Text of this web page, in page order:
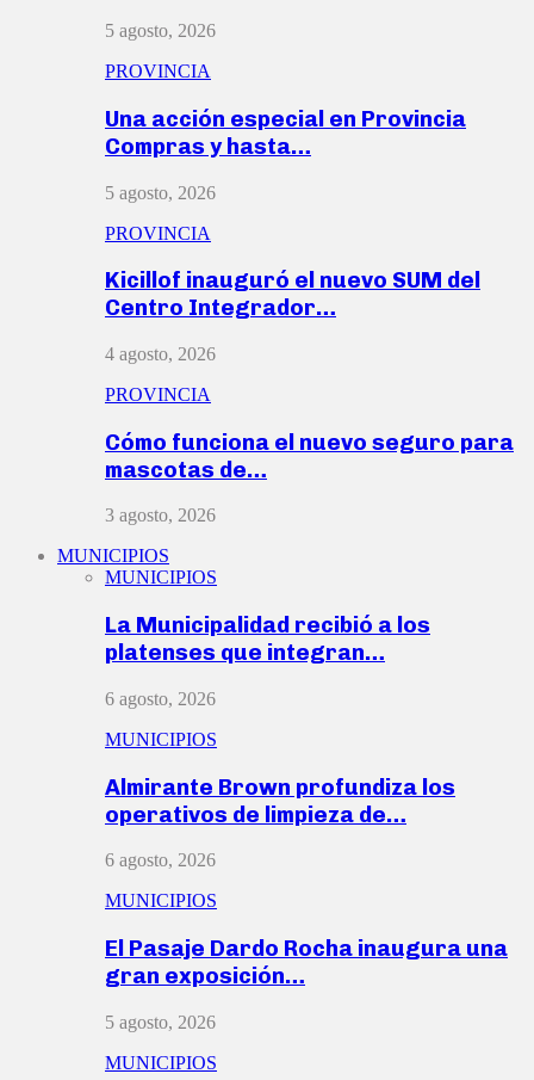
5 agosto, 2026
PROVINCIA
Una acción especial en Provincia
Compras y hasta…
5 agosto, 2026
PROVINCIA
Kicillof inauguró el nuevo SUM del
Centro Integrador…
4 agosto, 2026
PROVINCIA
Cómo funciona el nuevo seguro para
mascotas de…
3 agosto, 2026
MUNICIPIOS
MUNICIPIOS
La Municipalidad recibió a los
platenses que integran…
6 agosto, 2026
MUNICIPIOS
Almirante Brown profundiza los
operativos de limpieza de…
6 agosto, 2026
MUNICIPIOS
El Pasaje Dardo Rocha inaugura una
gran exposición…
5 agosto, 2026
MUNICIPIOS